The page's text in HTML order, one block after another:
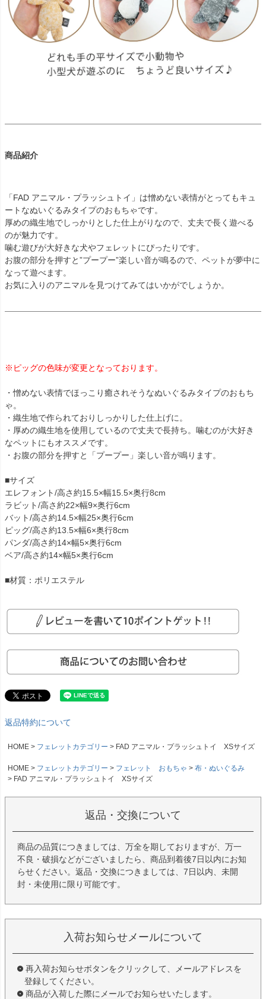
商品紹介
「FAD アニマル・プラッシュトイ」は憎めない表情がとってもキュ
ートなぬいぐるみタイプのおもちゃです。
厚めの織生地でしっかりとした仕上がりなので、丈夫で長く遊べる
のが魅力です。
噛む遊びが大好きな犬やフェレットにぴったりです。
お腹の部分を押すと”プープー”楽しい音が鳴るので、ペットが夢中に
なって遊べます。
お気に入りのアニマルを見つけてみてはいかがでしょうか。
※ピッグの色味が変更となっております。
・憎めない表情でほっこり癒されそうなぬいぐるみタイプのおもち
ゃ。
・織生地で作られておりしっかりした仕上げに。
・厚めの織生地を使用しているので丈夫で長持ち。噛むのが大好き
なペットにもオススメです。
・お腹の部分を押すと「プープー」楽しい音が鳴ります。
■サイズ
エレフォント/高さ約15.5×幅15.5×奥行8cm
ラビット/高さ約22×幅9×奥行6cm
バット/高さ約14.5×幅25×奥行6cm
ピッグ/高さ約13.5×幅6×奥行8cm
パンダ/高さ約14×幅5×奥行6cm
ベア/高さ約14×幅5×奥行6cm
■材質：ポリエステル
返品特約について
HOME フェレットカテゴリー FAD アニマル・プラッシュトイ XSサイズ
HOME フェレットカテゴリー フェレット おもちゃ
布・ぬいぐるみ
FAD アニマル・プラッシュトイ XSサイズ
返品・交換について
商品の品質につきましては、万全を期しておりますが、万一
不良・破損などがございましたら、商品到着後7日以内にお知
らせください。返品・交換につきましては、7日以内、未開
封・未使用に限り可能です。
入荷お知らせメールについて
再入荷お知らせボタンをクリックして、メールアドレスを
登録してください。
商品が入荷した際にメールでお知らせいたします。